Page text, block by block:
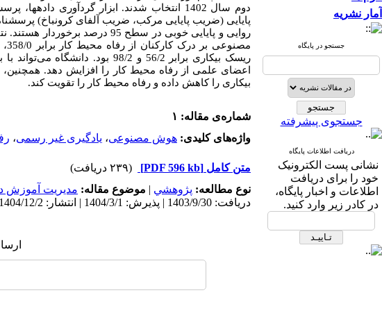
آمار نشریه
جستجو در پایگاه
جستجوی پیشرفته
دریافت اطلاعات پایگاه
نشانی پست الکترونیک
خود را برای دریافت
اطلاعات و اخبار پایگاه،
در کادر زیر وارد کنید.
دوم سال 1402 انتخاب شدند. ابزار گردآوری
پایایی (ضریب پایایی مرکب، ضریب آلفای کرونباخ)
روایی و پایایی خوبی در سطح
مصنوعی بر درک کارکنان از رفاه محیط کار برابر 358/0، میزان اثر میانجی­گر یادگیری غیر رسمی در محل کار
ریسک بیکاری برابر 56/2 و 98/
اعضای علمی از رفاه محیط کار را افزایش دهد.
بیکاری را کاهش داده و رفاه محیط کار را تقویت کند.
شماره‌ی مقاله: ۱
واژه‌های کلیدی: هوش مصنوعی، یادگیری غیر رسمی،
متن کامل [PDF 596 kb]
(۲۳۹ دریافت)
نوع مطالعه: پژوهشي | موضوع مقاله: مدیریت آموزش
دریافت: 1403/9/30 | پذیرش: 1404/3/1 | انتشار: 1404/12/2